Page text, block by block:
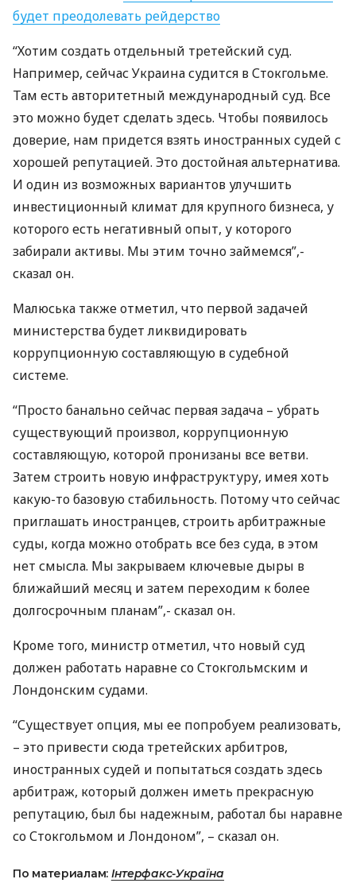
будет преодолевать рейдерство
“Хотим создать отдельный третейский суд.
Например, сейчас Украина судится в Стокгольме.
Там есть авторитетный международный суд. Все
это можно будет сделать здесь. Чтобы появилось
доверие, нам придется взять иностранных судей с
хорошей репутацией. Это достойная альтернатива.
И один из возможных вариантов улучшить
инвестиционный климат для крупного бизнеса, у
которого есть негативный опыт, у которого
забирали активы. Мы этим точно займемся”,-
сказал он.
Малюська также отметил, что первой задачей
министерства будет ликвидировать
коррупционную составляющую в судебной
системе.
“Просто банально сейчас первая задача – убрать
существующий произвол, коррупционную
составляющую, которой пронизаны все ветви.
Затем строить новую инфраструктуру, имея хоть
какую-то базовую стабильность. Потому что сейчас
приглашать иностранцев, строить арбитражные
суды, когда можно отобрать все без суда, в этом
нет смысла. Мы закрываем ключевые дыры в
ближайший месяц и затем переходим к более
долгосрочным планам”,- сказал он.
Кроме того, министр отметил, что новый суд
должен работать наравне со Стокгольмским и
Лондонским судами.
“Существует опция, мы ее попробуем реализовать,
– это привести сюда третейских арбитров,
иностранных судей и попытаться создать здесь
арбитраж, который должен иметь прекрасную
репутацию, был бы надежным, работал бы наравне
со Стокгольмом и Лондоном”, – сказал он.
По материалам: Інтерфакс-Україна